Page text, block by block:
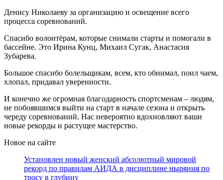
Денису Николаеву за организацию и освещение всего
процесса соревнований.
Спасибо волонтëрам, которые снимали старты и помогали в
бассейне. Это Ирина Кунц, Михаил Сугак, Анастасия
Зубарева.
Большое спасибо болельщикам, всем, кто обнимал, поил чаем,
хлопал, придавал уверенности.
И конечно же огромная благодарность спортсменам – людям,
не побоявшимся выйти на старт в начале сезона и открыть
череду соревнований. Нас невероятно вдохновляют ваши
новые рекорды и растущее мастерство.
Новое на сайте
Установлен новый женский абсолютный мировой
рекорд по правилам АИДА в дисциплине ныряния по
тросу в глубину